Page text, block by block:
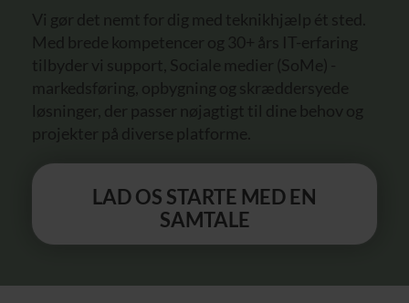
Vi gør det nemt for dig med teknikhjælp ét sted.
Med brede kompetencer og 30+ års IT-erfaring
tilbyder vi support, Sociale medier (SoMe) -
markedsføring, opbygning og skræddersyede
løsninger, der passer nøjagtigt til dine behov og
projekter på diverse platforme.
LAD OS STARTE MED EN
SAMTALE